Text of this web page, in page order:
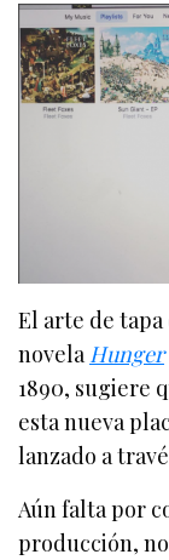
El arte de
novelaHunger
1890, sugiere
esta nueva
lanzado a
Aún falta por
producción,